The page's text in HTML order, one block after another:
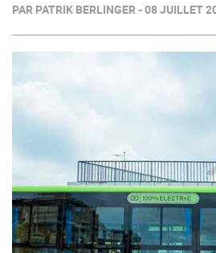
PAR PATRIK BERLINGER - 08 JUILLET